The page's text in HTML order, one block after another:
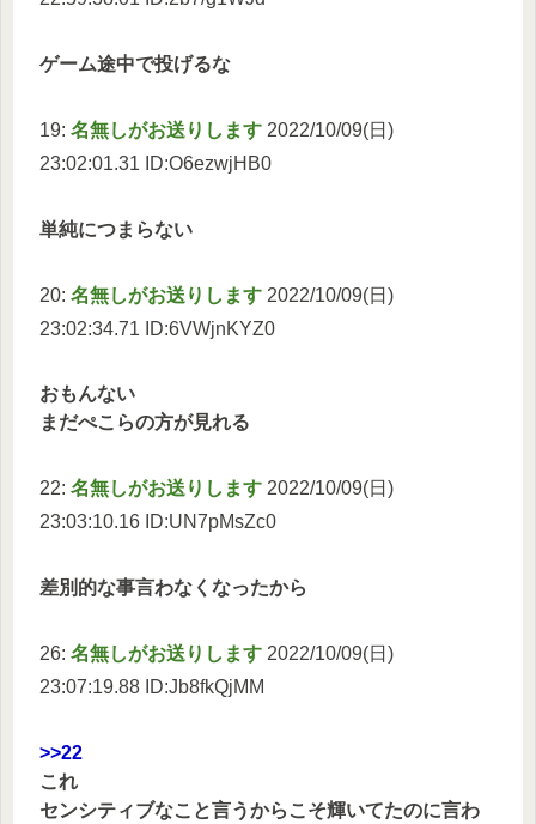
ゲーム途中で投げるな
19: 名無しがお送りします 2022/10/09(日)
23:02:01.31 ID:O6ezwjHB0
単純につまらない
20: 名無しがお送りします 2022/10/09(日)
23:02:34.71 ID:6VWjnKYZ0
おもんない
まだぺこらの方が見れる
22: 名無しがお送りします 2022/10/09(日)
23:03:10.16 ID:UN7pMsZc0
差別的な事言わなくなったから
26: 名無しがお送りします 2022/10/09(日)
23:07:19.88 ID:Jb8fkQjMM
>>22
これ
センシティブなこと言うからこそ輝いてたのに言わ